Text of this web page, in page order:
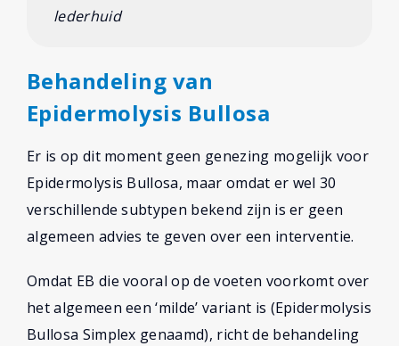
lederhuid
Behandeling van
Epidermolysis Bullosa
Er is op dit moment geen genezing mogelijk voor
Epidermolysis Bullosa, maar omdat er wel 30
verschillende subtypen bekend zijn is er geen
algemeen advies te geven over een interventie.
Omdat EB die vooral op de voeten voorkomt over
het algemeen een ‘milde’ variant is (Epidermolysis
Bullosa Simplex genaamd), richt de behandeling